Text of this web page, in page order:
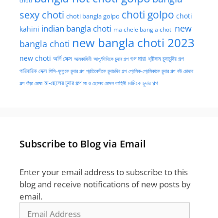
sexy choti choti bangla golpo choti golpo choti
kahini indian bangla choti ma chele bangla choti new
bangla choti new bangla choti 2023
new choti অর্গি সেক্স আত্মকাহিনী আপু/দিদিকে চুদার গল্প গুদ মারা থ্রীসাম চুদাচুদির গল্প
পারিবারিক সেক্স পিসি-ফুফুকে চুদার গল্প প্রতিবেশীকে চুদাচদির গল্প প্রেমিক-প্রেমিকাকে চুদার গল্প বউ চোদার
গল্প বাঁড়া চোষা মা-ছেলের চুদার গল্প মা ও ছেলের চোদন কাহিনী মামিকে চুদার গল্প
Subscribe to Blog via Email
Enter your email address to subscribe to this
blog and receive notifications of new posts by
email.